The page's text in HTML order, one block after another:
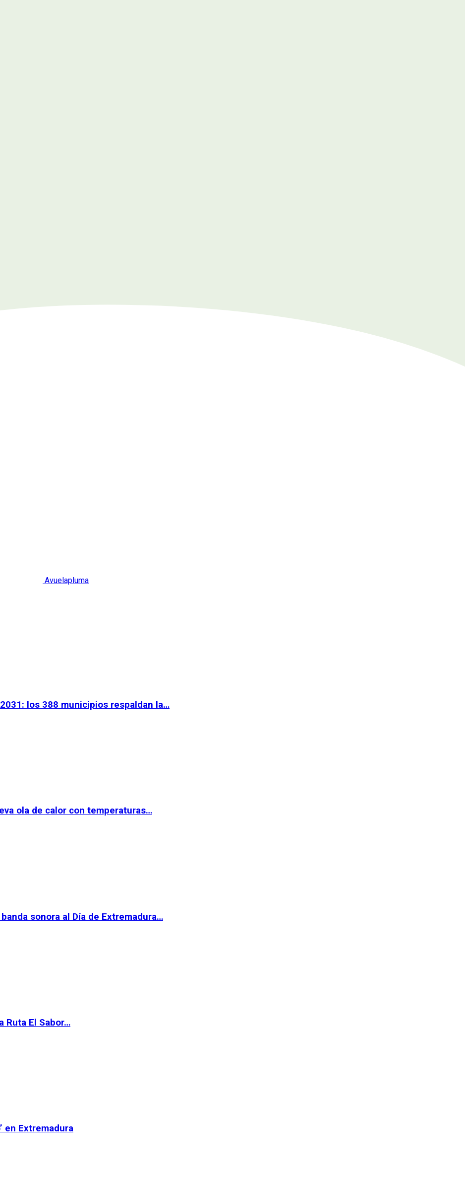
Avuelapluma
los 388 municipios respaldan la…
ola de calor con temperaturas…
sonora al Día de Extremadura…
Ruta El Sabor…
en Extremadura